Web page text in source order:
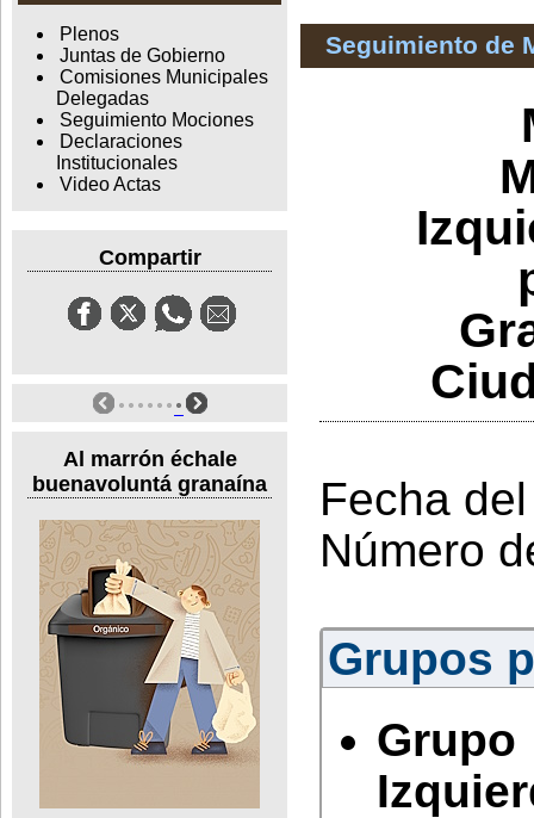
Plenos
Juntas de Gobierno
Comisiones Municipales
Delegadas
Seguimiento Mociones
Declaraciones
Institucionales
Video Actas
Compartir
Al marrón échale
buenavoluntá granaína
Seguimiento de
Fecha
Número
Grupos